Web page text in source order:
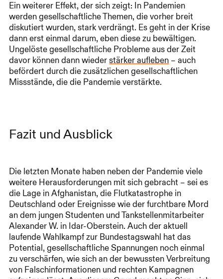
Ein weiterer Effekt, der sich zeigt: In Pandemien
werden gesellschaftliche Themen, die vorher breit
diskutiert wurden, stark verdrängt. Es geht in der Krise
dann erst einmal darum, eben diese zu bewältigen.
Ungelöste gesellschaftliche Probleme aus der Zeit
davor können dann wiederstärker aufleben – auch
befördert durch die zusätzlichen gesellschaftlichen
Missstände, die die Pandemie verstärkte.
Fazit und Ausblick
Die letzten Monate haben neben der Pandemie viele
weitere Herausforderungen mit sich gebracht – sei es
die Lage in Afghanistan, die Flutkatastrophe in
Deutschland oder Ereignisse wie der furchtbare Mord
an dem jungen Studenten und Tankstellenmitarbeiter
Alexander W. in Idar-Oberstein. Auch der aktuell
laufende Wahlkampf zur Bundestagswahl hat das
Potential, gesellschaftliche Spannungen noch einmal
zu verschärfen, wie sich an der bewussten Verbreitung
von Falschinformationen und rechten Kampagnen